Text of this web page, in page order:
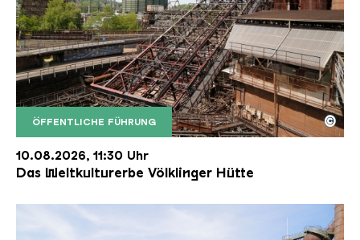
ÖFFENTLICHE FÜHRUNG
Der Erzschrägaufzug der Völklinger Hütte mit
Copyright: Weltkulturerbe Völklinger Hütte | Karl
©
10.08.2026, 11:30 Uhr
Das Weltkulturerbe Völklinger Hütte